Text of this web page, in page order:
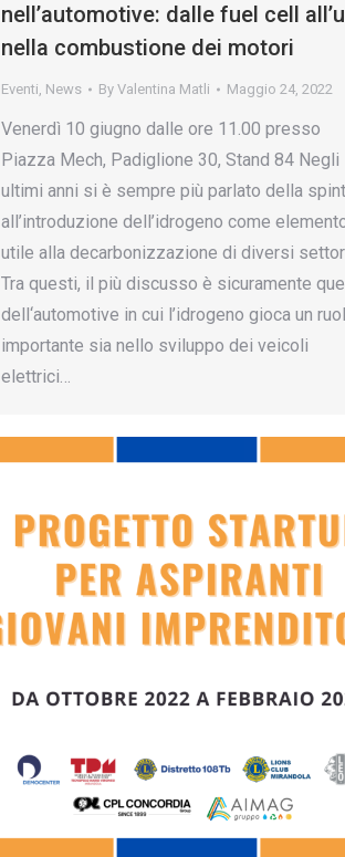
nell’automotive: dalle fuel cell
nella combustione dei motori
Eventi, News By Valentina Matli Maggio 24, 2022
Venerdì 10 giugno dalle ore 11.00 presso
Piazza Mech, Padiglione 30, Stand 84 Negli
ultimi anni si è sempre più parlato della
all’introduzione dell’idrogeno come
utile alla decarbonizzazione di diversi
Tra questi, il più discusso è sicuramente
dell‘automotive in cui l’idrogeno gioca un
importante sia nello sviluppo dei veicoli
elettrici…